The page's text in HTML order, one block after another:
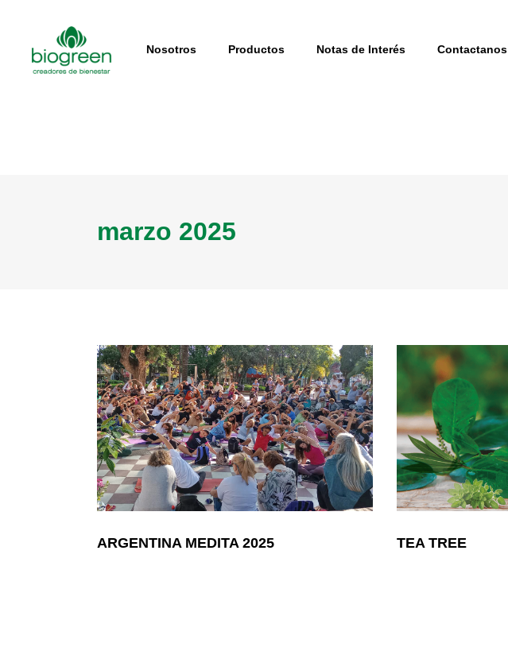
Nosotros Productos Notas de Interés Contactanos
marzo 2025
ARGENTINA MEDITA 2025 TEA TREE